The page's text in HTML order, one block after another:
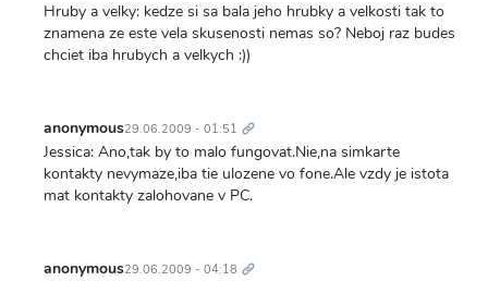
Hruby a velky: kedze si sa bala jeho hrubky a velkosti tak to
znamena ze este vela skusenosti nemas so? Neboj raz budes
chciet iba hrubych a velkych :))
anonymous29.06.2009 - 01:51 odkaz
Jessica: Ano,tak by to malo fungovat.Nie,na simkarte
kontakty nevymaze,iba tie ulozene vo fone.Ale vzdy je istota
mat kontakty zalohovane v PC.
anonymous29.06.2009 - 04:18 odkaz